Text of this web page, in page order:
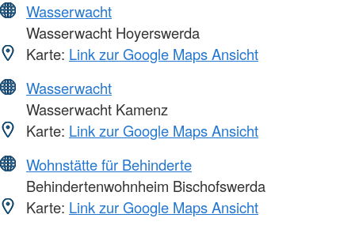
Wasserwacht
Wasserwacht Hoyerswerda
Karte: Link zur Google Maps Ansicht
Wasserwacht
Wasserwacht Kamenz
Karte: Link zur Google Maps Ansicht
Wohnstätte für Behinderte
Behindertenwohnheim Bischofswerda
Karte: Link zur Google Maps Ansicht